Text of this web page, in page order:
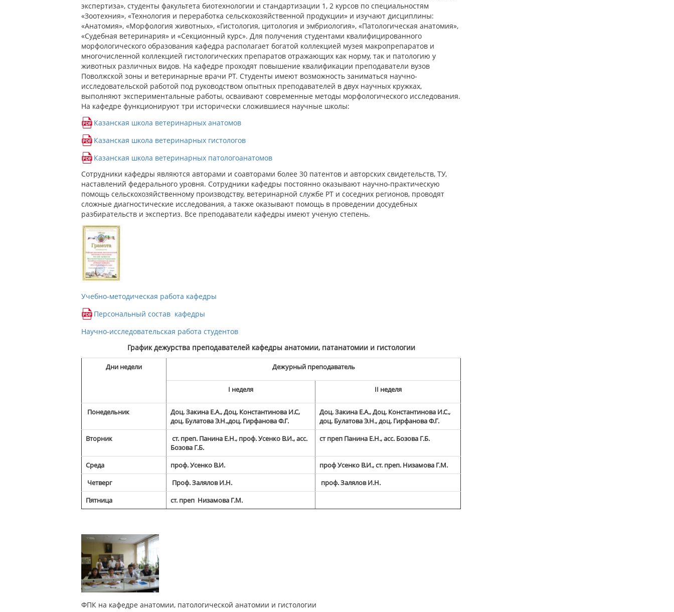
экспертиза», студенты факультета биотехнологии и стандартизации 1, 2 курсов по специальностям
«Зоотехния», «Технология и переработка сельскохозяйственной продукции» и изучают дисциплины:
«Анатомия», «Морфология животных», «Гистология, цитология и эмбриология», «Патологическая анатомия»,
«Судебная ветеринария» и «Секционный курс». Для получения студентами квалифицированного
морфологического образования кафедра располагает богатой коллекцией музея макропрепаратов и
многочисленной коллекцией гистологических препаратов отражающих как норму, так и патологию у
животных различных видов. На кафедре проходят повышение квалификации преподаватели вузов
Поволжской зоны и ветеринарные врачи РТ. Студенты имеют возможность заниматься научно-
исследовательской работой под руководством опытных преподавателей в двух научных кружках,
выполняют экспериментальные работы, осваивают современные методы морфологического исследования.
На кафедре функционируют три исторически сложившиеся научные школы:
Казанская школа ветеринарных анатомов
Казанская школа ветеринарных гистологов
Казанская школа ветеринарных патологоанатомов
Сотрудники кафедры являются авторами и соавторами более 30 патентов и авторских свидетельств, ТУ,
наставлений федерального уровня. Сотрудники кафедры постоянно оказывают научно-практическую
помощь сельскохозяйственному производству, ветеринарной службе РТ и соседних регионов, проводят
сложные диагностические исследования, а также оказывают помощь в проведении досудебных
разбирательств и экспертиз. Все преподаватели кафедры имеют ученую степень.
Учебно-методическая работа кафедры
Персональный состав кафедры
Научно-исследовательская работа студентов
График дежурства преподавателей кафедры анатомии, патанатомии и гистологии
Дни недели Дежурный преподаватель
I неделя II неделя
Понедельник Доц. Закина Е.А.,Доц. Константинова И.С,
доц. Булатова Э.Н.,доц. Гирфанова Ф.Г.
Доц. Закина Е.А.,Доц. Константинова И.С.,
доц. Булатова Э.Н., доц. Гирфанова Ф.Г.
Вторник
ст. преп. Панина Е.Н., проф. Усенко В.И., асс.
Бозова Г.Б.
ст преп Панина Е.Н., асс. Бозова Г.Б.
Среда проф. Усенко В.И.
проф Усенко В.И., ст. преп. Низамова Г.М.
Четверг
Проф. Залялов И.Н.
проф. Залялов И.Н.
Пятница
ст. преп Низамова Г.М.
ФПК на кафедре анатомии, патологической анатомии и гистологии